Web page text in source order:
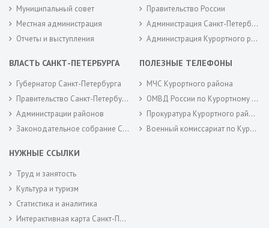
Муниципальный совет
Местная администрация
Отчеты и выступления
Правительство России
Администрация Санкт-Петербурга
Администрация Курортного района Санкт-Петербурга
ВЛАСТЬ САНКТ-ПЕТЕРБУРГА
Губернатор Санкт-Петербурга
Правительство Санкт-Петербурга
Администрации районов
Законодательное собрание Санкт-Петербурга
ПОЛЕЗНЫЕ ТЕЛЕФОНЫ
МЧС Курортного района
ОМВД России по Курортному району
Прокуратура Курортного района
Военный комиссариат по Курортному районам города Санкт-Петербурга
НУЖНЫЕ ССЫЛКИ
Труд и занятость
Культура и туризм
Статистика и аналитика
Интерактивная карта Санкт-Петербурга